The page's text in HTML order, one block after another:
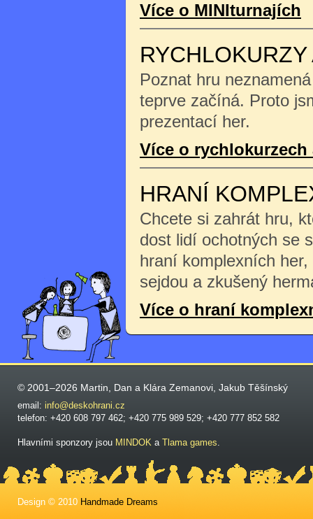
Více o MINIturnajích
Poznat hru
teprve začíná. Proto
prezentací her.
Více o rychlokurzech
HRANÍ
Chcete si zahrát hru,
dost lidí ochotných se
hraní komplexních
sejdou a zkušený
Více o hraní
© 2001–2026 Martin, Dan a Klára Zemanovi, Jakub Těšínský
email: info@deskohrani.cz
telefon: +420 608 797 462; +420 775 989 529; +420 777 852 582
Hlavními sponzory jsou MINDOK a Tlama games.
Design © 2010 Handmade Dreams